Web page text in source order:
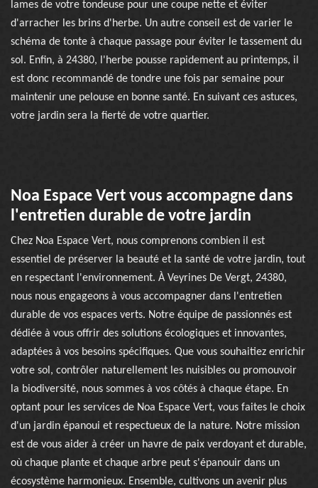
lames de votre tondeuse pour une coupe nette et éviter
d'arracher les brins d'herbe. Un autre conseil est de varier le
schéma de tonte à chaque passage pour éviter le tassement du
sol. Enfin, à 24380, l'herbe pousse rapidement au printemps, il
est donc recommandé de tondre une fois par semaine pour
maintenir une pelouse en bonne santé. En suivant ces astuces,
votre jardin sera la fierté de votre quartier.
Noa Espace Vert vous accompagne dans
l'entretien durable de votre jardin
Chez Noa Espace Vert, nous comprenons combien il est
essentiel de préserver la beauté et la santé de votre jardin, tout
en respectant l'environnement. À Veyrines De Vergt, 24380,
nous nous engageons à vous accompagner dans l'entretien
durable de vos espaces verts. Notre équipe de passionnés est
dédiée à vous offrir des solutions écologiques et innovantes,
adaptées à vos besoins spécifiques. Que vous souhaitiez enrichir
votre sol, contrôler naturellement les nuisibles ou promouvoir
la biodiversité, nous sommes à vos côtés à chaque étape. En
optant pour les services de Noa Espace Vert, vous faites le choix
d'un jardin épanoui et respectueux de la nature. Notre mission
est de vous aider à créer un havre de paix verdoyant et durable,
où chaque plante et chaque arbre peut s'épanouir dans un
écosystème harmonieux. Ensemble, cultivons un avenir plus